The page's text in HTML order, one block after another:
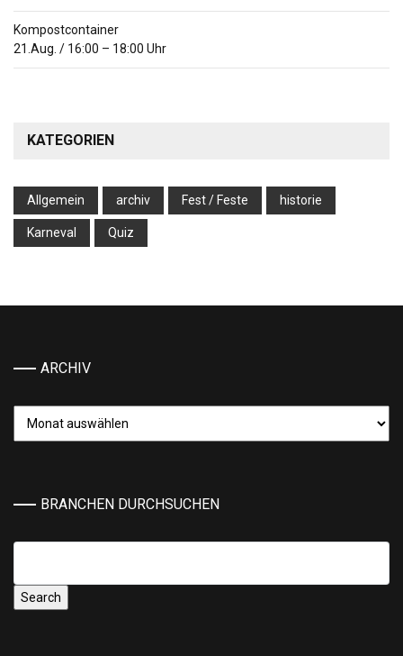
Kompostcontainer
21.Aug. / 16:00 – 18:00 Uhr
KATEGORIEN
Allgemein archiv Fest / Feste historie
Karneval Quiz
ARCHIV
BRANCHEN DURCHSUCHEN